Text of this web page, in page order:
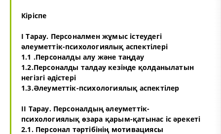
Кіріспе
I Тарау. Персоналмен жұмыс істеудегі
әлеуметтік-психологиялық аспектілері
1.1 .Персоналды алу және таңдау
1.2.Персоналды талдау кезінде қолданылатын
негізгі әдістері
1.3.Әлеуметтік-психологиялық аспектілер
II Тарау. Персоналдың әлеуметтік-
психологиялық өзара қарым-қатынас іс әрекеті
2.1. Персонал тәртібінің мотивациясы